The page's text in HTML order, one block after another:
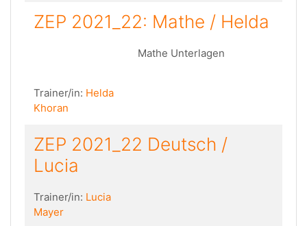
ZEP 2021_22: Mathe / Helda
Mathe Unterlagen
Trainer/in: Helda
Khoran
ZEP 2021_22 Deutsch /
Lucia
Trainer/in: Lucia
Mayer